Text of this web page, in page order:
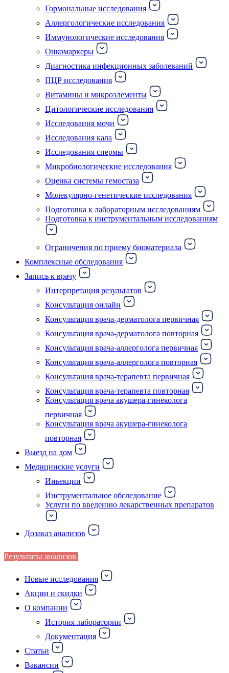
Гормональные исследования
Аллергологические исследования
Иммунологические исследования
Онкомаркеры
Диагностика инфекционных заболеваний
ПЦР исследования
Витамины и микроэлементы
Цитологические исследования
Исследования мочи
Исследования кала
Исследования спермы
Микробиологические исследования
Оценка системы гемостаза
Молекулярно-генетические исследования
Подготовка к лабораторным исследованиям
Подготовка к инструментальным исследованиям
Ограничения по приему биоматериала
Комплексные обследования
Запись к врачу
Интерпретация результатов
Консультация онлайн
Консультация врача-дерматолога первичная
Консультация врача-дерматолога повторная
Консультация врача-аллерголога первичная
Консультация врача-аллерголога повторная
Консультация врача-терапевта первичная
Консультация врача-терапевта повторная
Консультация врача акушера-гинеколога
первичная
Консультация врача акушера-гинеколога
повторная
Выезд на дом
Медицинские услуги
Иньекции
Инструментальное обследование
Услуги по введению лекарственных препаратов
Дозаказ анализов
Результаты анализов
Новые исследования
Акции и скидки
О компании
История лаборатории
Документация
Статьи
Вакансии